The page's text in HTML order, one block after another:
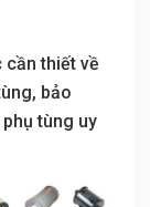
cần thiết về
bảo
tùng uy